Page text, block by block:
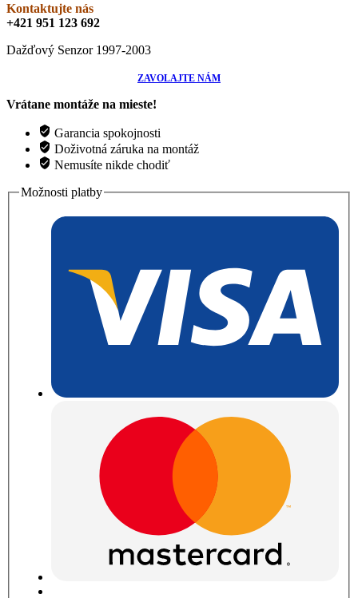
Kontaktujte nás
+421 951 123 692
Dažďový Senzor 1997-2003
ZAVOLAJTE NÁM
Vrátane montáže na mieste!
Garancia spokojnosti
Doživotná záruka na montáž
Nemusíte nikde chodiť
Možnosti platby